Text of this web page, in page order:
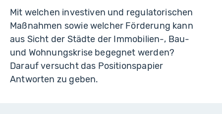
Mit welchen investiven und regulatorischen
Maßnahmen sowie welcher Förderung kann
aus Sicht der Städte der Immobilien-, Bau-
und Wohnungskrise begegnet werden?
Darauf versucht das Positionspapier
Antworten zu geben.